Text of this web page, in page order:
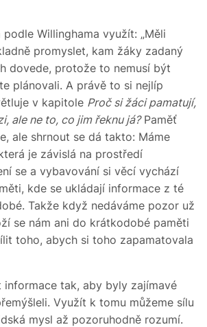
podle Willinghama využít: „Měli
promyslet, kam žáky zadaný
dovede, protože to nemusí být
plánovali. A právě to si nejlíp
v kapitole Proč si žáci pamatují,
ale ne to, co jim řeknu já?Paměť
ale shrnout se dá takto: Máme
je závislá na prostředí
se a vybavování si věcí vychází
kde se ukládají informace z té
Takže když nedáváme pozor už
se nám ani do krátkodobé paměti
toho, abych si toho zapamatovala
tak, aby byly zajímavé
Využít k tomu můžeme sílu
mysl až pozoruhodně rozumí.